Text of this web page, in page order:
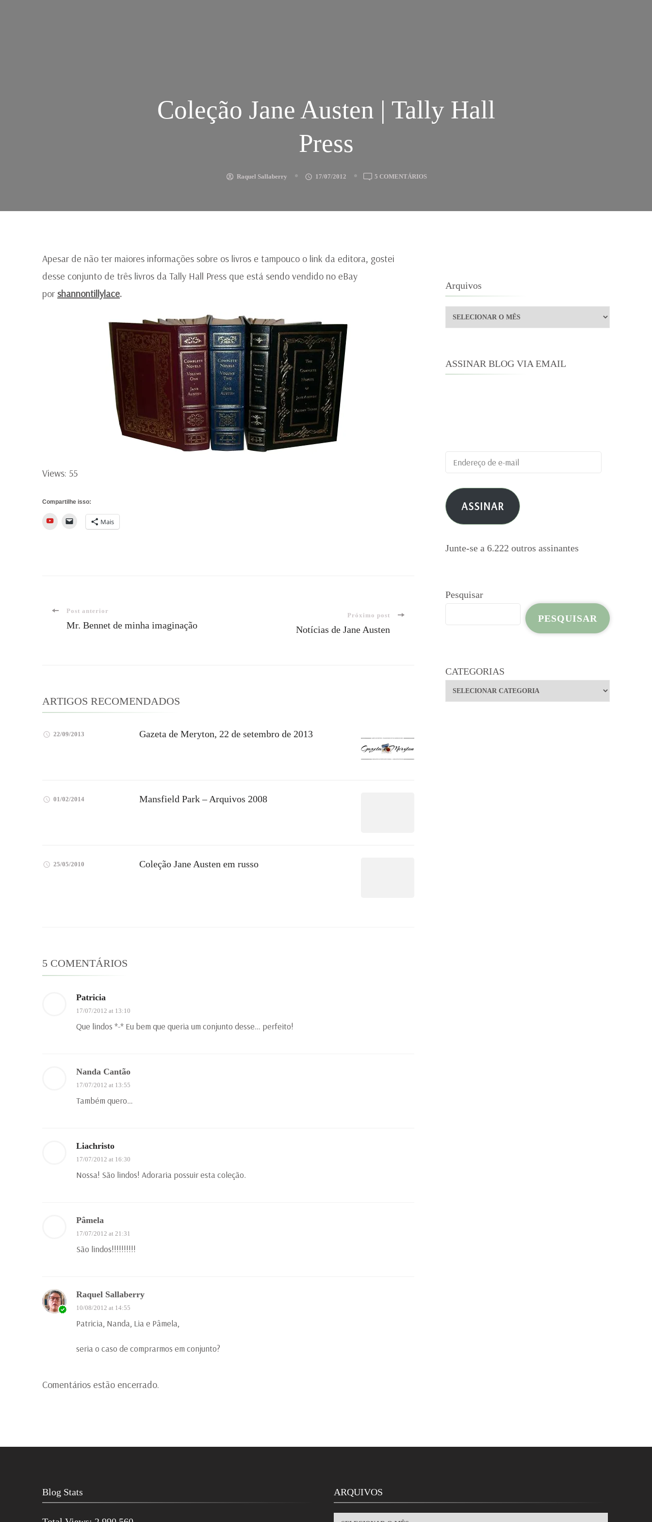
Coleção Jane Austen | Tally Hall
Press
Raquel Sallaberry 17/07/2012 5 COMENTÁRIOSEM
AUSTEN
Apesar de não ter maiores informações sobre os livros e tampouco o link da editora, gostei
desse conjunto de três livros da Tally Hall Press que está sendo vendido no eBay
por shannontillylace.
Views: 55
Compartilhe isso:
YouTube Mais
Navegação
Post anterior
Mr. Bennet de minha imaginação
Próximo post
Notícias de Jane Austen
ARTIGOS RECOMENDADOS
22/09/2013 Gazeta de Meryton, 22 de setembro de 2013
01/02/2014 Mansfield Park – Arquivos 2008
25/05/2010 Coleção Jane Austen em russo
5 COMENTÁRIOS
Patricia
17/07/2012 at 13:10
Que lindos *-* Eu bem que queria um conjunto desse… perfeito!
Nanda Cantão
17/07/2012 at 13:55
Também quero…
Liachristo
17/07/2012 at 16:30
Nossa! São lindos! Adoraria possuir esta coleção.
Pâmela
17/07/2012 at 21:31
São lindos!!!!!!!!!!
Raquel Sallaberry
10/08/2012 at 14:55
Patricia, Nanda, Lia e Pâmela,
seria o caso de comprarmos em conjunto?
Comentários estão encerrado.
Arquivos
Arquivos
ASSINAR BLOG VIA EMAIL
Endereço
de
e-
mail ASSINAR
Junte-se a 6.222 outros assinantes
Pesquisar
PESQUISAR
CATEGORIAS
Blog Stats ARQUIVOS